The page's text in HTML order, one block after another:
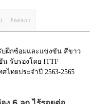
ติดต่อเรา
บฝึกซ้อมและแข่งขัน สีขาว
น รับรองโดย ITTF
ไทยประจำปี 2563-2565